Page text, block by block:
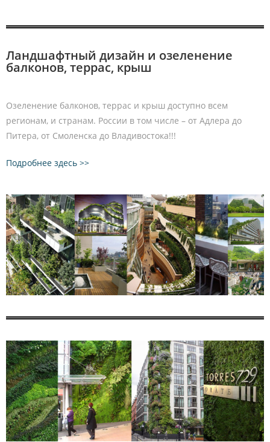
Ландшафтный дизайн и озеленение
балконов, террас, крыш
Озеленение балконов, террас и крыш доступно всем
регионам, и странам. России в том числе – от Адлера до
Питера, от Смоленска до Владивостока!!!
Подробнее здесь >>